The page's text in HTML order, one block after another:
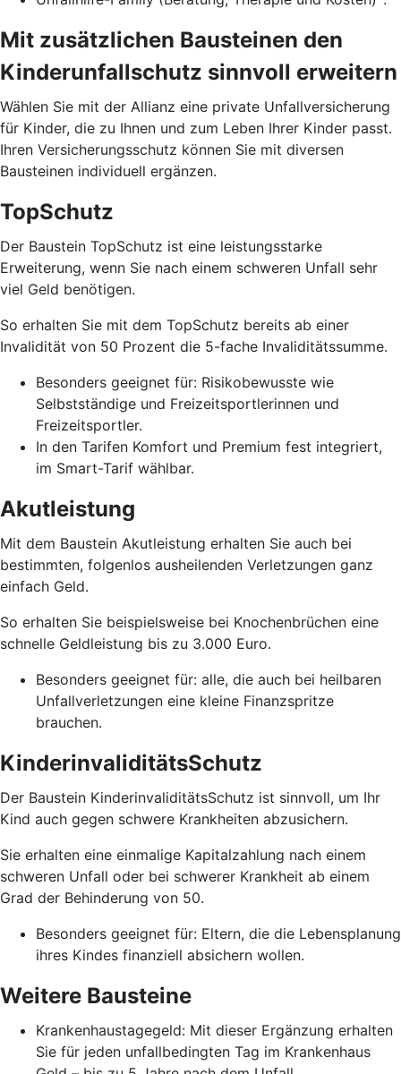
Mit zusätzlichen Bausteinen den
Kinderunfallschutz sinnvoll erweitern
Wählen Sie mit der Allianz eine private Unfallversicherung
für Kinder, die zu Ihnen und zum Leben Ihrer Kinder passt.
Ihren Versicherungsschutz können Sie mit diversen
Bausteinen individuell ergänzen.
TopSchutz
Der Baustein TopSchutz ist eine leistungsstarke
Erweiterung, wenn Sie nach einem schweren Unfall sehr
viel Geld benötigen.
So erhalten Sie mit dem TopSchutz bereits ab einer
Invalidität von 50 Prozent die 5-fache Invaliditätssumme.
Besonders geeignet für: Risikobewusste wie
Selbstständige und Freizeitsportlerinnen und
Freizeitsportler.
In den Tarifen Komfort und Premium fest integriert,
im Smart-Tarif wählbar.
Akutleistung
Mit dem Baustein Akutleistung erhalten Sie auch bei
bestimmten, folgenlos ausheilenden Verletzungen ganz
einfach Geld.
So erhalten Sie beispielsweise bei Knochenbrüchen eine
schnelle Geldleistung bis zu 3.000 Euro.
Besonders geeignet für: alle, die auch bei heilbaren
Unfallverletzungen eine kleine Finanzspritze
brauchen.
KinderinvaliditätsSchutz
Der Baustein KinderinvaliditätsSchutz ist sinnvoll, um Ihr
Kind auch gegen schwere Krankheiten abzusichern.
Sie erhalten eine einmalige Kapitalzahlung nach einem
schweren Unfall oder bei schwerer Krankheit ab einem
Grad der Behinderung von 50.
Besonders geeignet für: Eltern, die die Lebensplanung
ihres Kindes finanziell absichern wollen.
Weitere Bausteine
Krankenhaustagegeld: Mit dieser Ergänzung erhalten
Sie für jeden unfallbedingten Tag im Krankenhaus